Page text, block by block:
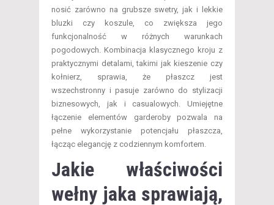
nosić zarówno na grubsze swetry, jak i lekkie
bluzki czy koszule, co zwiększa jego
funkcjonalność w różnych warunkach
pogodowych. Kombinacja klasycznego kroju z
praktycznymi detalami, takimi jak kieszenie czy
kołnierz, sprawia, że płaszcz jest
wszechstronny i pasuje zarówno do stylizacji
biznesowych, jak i casualowych. Umiejętne
łączenie elementów garderoby pozwala na
pełne wykorzystanie potencjału płaszcza,
łącząc elegancję z codziennym komfortem.
Jakie właściwości
wełny jaka sprawiają,